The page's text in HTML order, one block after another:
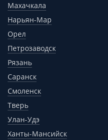
Махачкала
Нарьян-Мар
Орел
Петрозаводск
Рязань
Саранск
Смоленск
Тверь
Улан-Удэ
Ханты-Мансийск